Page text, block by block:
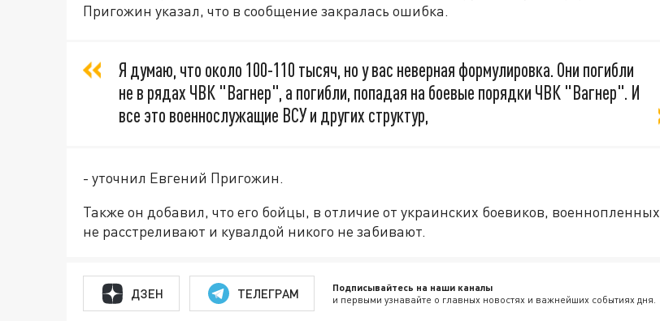
Пригожин указал, что в сообщение закралась ошибка.
Я думаю, что около 100-110 тысяч, но у вас неверная формулировка. Они погибли
не в рядах ЧВК "Вагнер", а погибли, попадая на боевые порядки ЧВК "Вагнер". И
все это военнослужащие ВСУ и других структур,
- уточнил Евгений Пригожин.
Также он добавил, что его бойцы, в отличие от украинских боевиков, военнопленных
не расстреливают и кувалдой никого не забивают.
ДЗЕН ТЕЛЕГРАМ Подписывайтесь на наши каналы
и первыми узнавайте о главных новостях и важнейших событиях дня.